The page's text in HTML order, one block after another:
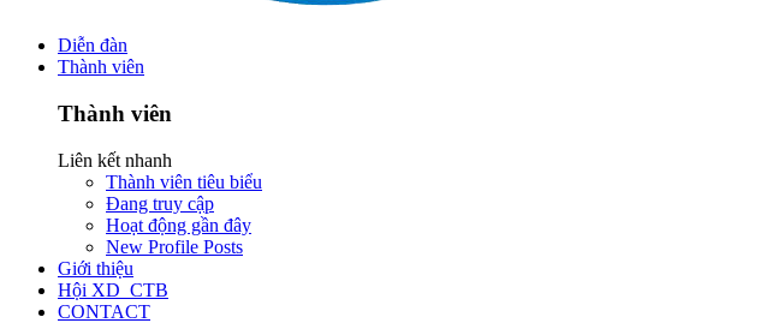
Diễn đàn
Thành viên
Thành viên
Liên kết nhanh
Thành viên tiêu biểu
Đang truy cập
Hoạt động gần đây
New Profile Posts
Giới thiệu
Hội XD_CTB
CONTACT